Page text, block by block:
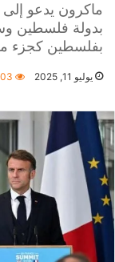
ماكرون يدعو
بدولة فلسطين
بفلسطين كجزء
يوليو 11, 2025